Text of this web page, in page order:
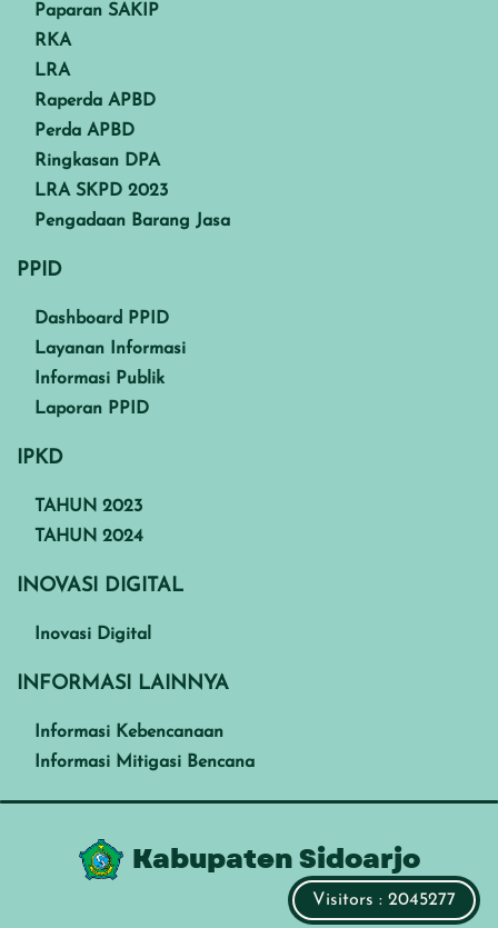
Paparan SAKIP
RKA
LRA
Raperda APBD
Perda APBD
Ringkasan DPA
LRA SKPD 2023
Pengadaan Barang Jasa
PPID
Dashboard PPID
Layanan Informasi
Informasi Publik
Laporan PPID
IPKD
TAHUN 2023
TAHUN 2024
INOVASI DIGITAL
Inovasi Digital
INFORMASI LAINNYA
Informasi Kebencanaan
Informasi Mitigasi Bencana
Kabupaten Sidoarjo
Visitors : 2045277